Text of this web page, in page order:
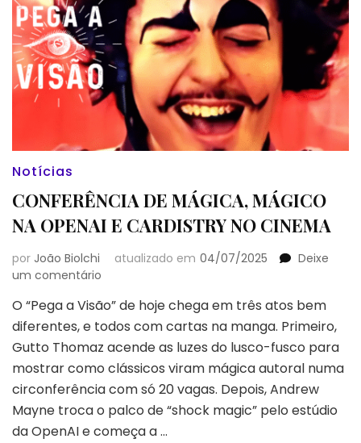
Notícias
CONFERÊNCIA DE MÁGICA, MÁGICO
NA OPENAI E CARDISTRY NO CINEMA
por João Biolchi atualizado em 04/07/2025
Deixe
um comentário
DE
MÁGICA,
MÁGICO
OPENAI
E
CARDISTRY
NO
O “Pega a Visão” de hoje chega em três atos bem
diferentes, e todos com cartas na manga. Primeiro,
Gutto Thomaz acende as luzes do lusco-fusco para
mostrar como clássicos viram mágica autoral numa
circonferência com só 20 vagas. Depois, Andrew
Mayne troca o palco de “shock magic” pelo estúdio
da OpenAI e começa a …